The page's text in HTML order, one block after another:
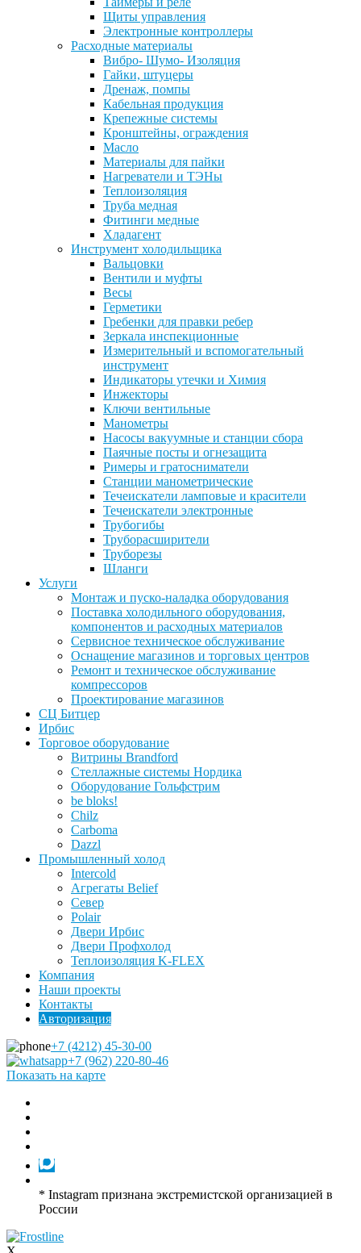
Щиты управления
Электронные контроллеры
Расходные материалы
Вибро- Шумо- Изоляция
Гайки, штуцеры
Дренаж, помпы
Кабельная продукция
Крепежные системы
Кронштейны, ограждения
Масло
Материалы для пайки
Нагреватели и ТЭНы
Теплоизоляция
Труба медная
Фитинги медные
Хладагент
Инструмент холодильщика
Вальцовки
Вентили и муфты
Весы
Герметики
Гребенки для правки ребер
Зеркала инспекционные
Измерительный и вспомогательный
инструмент
Индикаторы утечки и Химия
Инжекторы
Ключи вентильные
Манометры
Насосы вакуумные и станции сбора
Паячные посты и огнезащита
Римеры и гратосниматели
Станции манометрические
Течеискатели ламповые и красители
Течеискатели электронные
Трубогибы
Труборасширители
Труборезы
Шланги
Услуги
Монтаж и пуско-наладка оборудования
Поставка холодильного оборудования,
компонентов и расходных материалов
Сервисное техническое обслуживание
Оснащение магазинов и торговых центров
Ремонт и техническое обслуживание
компрессоров
Проектирование магазинов
СЦ Битцер
Ирбис
Торговое оборудование
Витрины Brandford
Стеллажные системы Нордика
Оборудование Гольфстрим
be bloks!
Chilz
Carboma
Dazzl
Промышленный холод
Intercold
Агрегаты Belief
Север
Polair
Двери Ирбис
Двери Профхолод
Теплоизоляция K-FLEX
Компания
Наши проекты
Контакты
Авторизация
+7 (4212) 45-30-00
+7 (962) 220-80-46
Показать на карте
* Instagram признана экстремистской организацией в
России